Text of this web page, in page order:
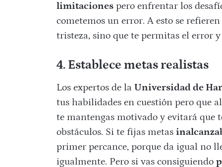
limitacionespero enfrentar los
cometemos un error. A esto se
tristeza, sino que te permitas el error
4. Establece metas realistas
Los expertos de la Universidad de
tus habilidades en cuestión pero que
te mantengas motivado y evitará que
obstáculos. Si te fijas metas
primer percance, porque da igual no
igualmente. Pero si vas consiguiendo